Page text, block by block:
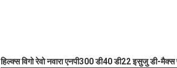
हिल्क्स विगो रेवो नवारा एनपी300 डी40 डी22 इसुजु डी-